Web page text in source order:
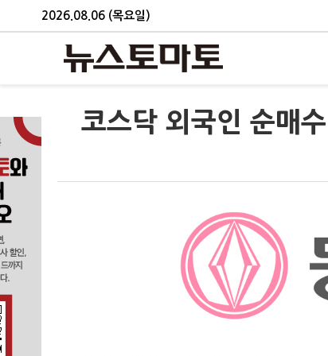
2026.08.06 (목요일)
코스닥 외국인 순매